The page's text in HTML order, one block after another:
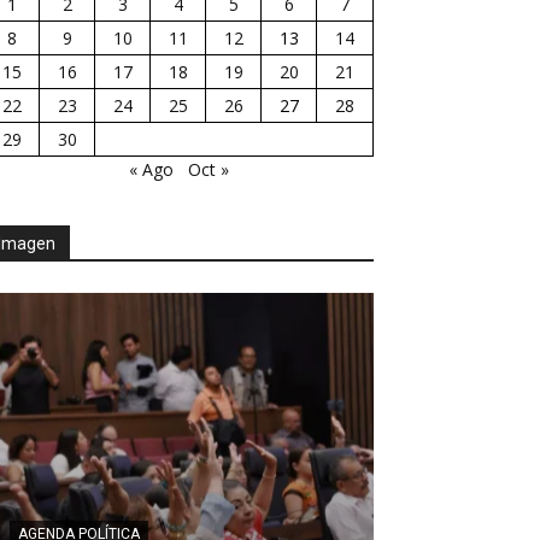
8
9 10 11 12 13
14
15
16 17 18 19 20
21
22
23 24 25 26 27
28
29
30
« Ago
Oct »
AGENDA POLÍTICA